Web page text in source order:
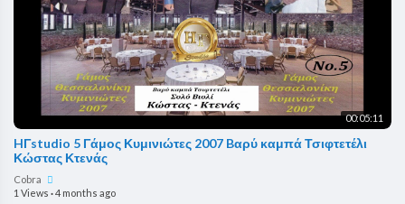
00:05:11
HΓstudio 5 Γάμος Κυμινιώτες 2007 Bαρύ καμπά Τσιφτετέλι
Κώστας Κτενάς
Cobra
1 Views ·4 months ago